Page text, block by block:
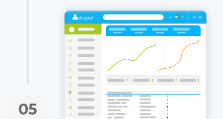
05